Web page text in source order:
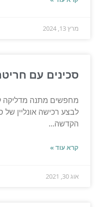
מרץ 13, 2024
סכינים עם
מחפשים מתנה מדליקה
לבצע רכישה אונליין
הקדשה...
קרא עוד »
אוג 30, 2021